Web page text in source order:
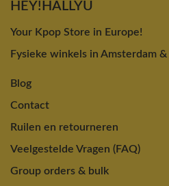
HEY!HALLYU
Your Kpop Store in Europe!
Fysieke winkels in Amsterdam
Blog
Contact
Ruilen en retourneren
Veelgestelde Vragen (FAQ)
Group orders & bulk